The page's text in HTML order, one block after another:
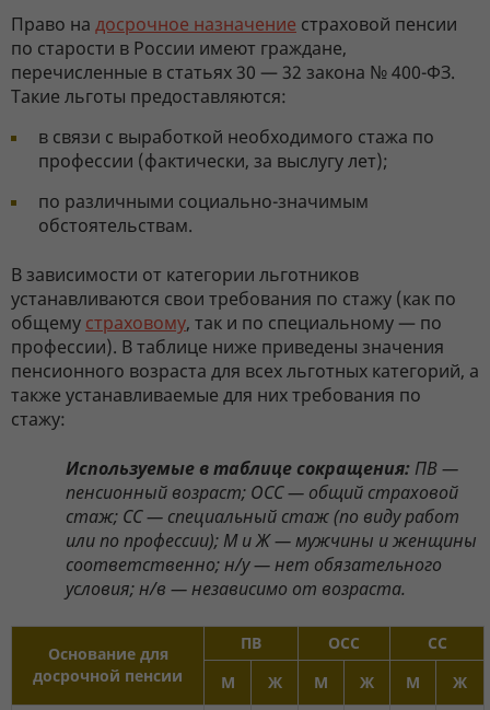
Право на досрочное назначение страховой пенсии
по старости в России имеют граждане,
перечисленные в статьях 30 — 32 закона № 400-ФЗ.
Такие льготы предоставляются:
в связи с выработкой необходимого стажа по
профессии (фактически, за выслугу лет);
по различными социально-значимым
обстоятельствам.
В зависимости от категории льготников
устанавливаются свои требования по стажу (как по
общему страховому, так и по специальному — по
профессии). В таблице ниже приведены значения
пенсионного возраста для всех льготных категорий, а
также устанавливаемые для них требования по
стажу:
Используемые в таблице сокращения: ПВ —
пенсионный возраст; ОСС — общий страховой
стаж; СС — специальный стаж (по виду работ
или по профессии); М и Ж — мужчины и женщины
соответственно; н/у — нет обязательного
условия; н/в — независимо от возраста.
Основание для
досрочной пенсии
ПВ ОСС
СС
М
Ж М Ж М
Ж